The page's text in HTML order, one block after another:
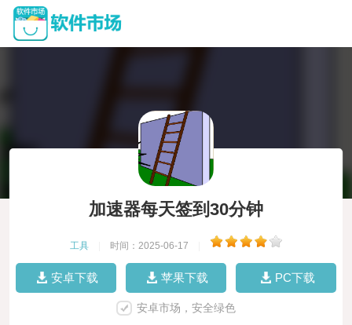
加速器每天签到30分钟
工具 时间：2025-06-17
安卓下载 苹果下载 PC下载
安卓市场，安全绿色